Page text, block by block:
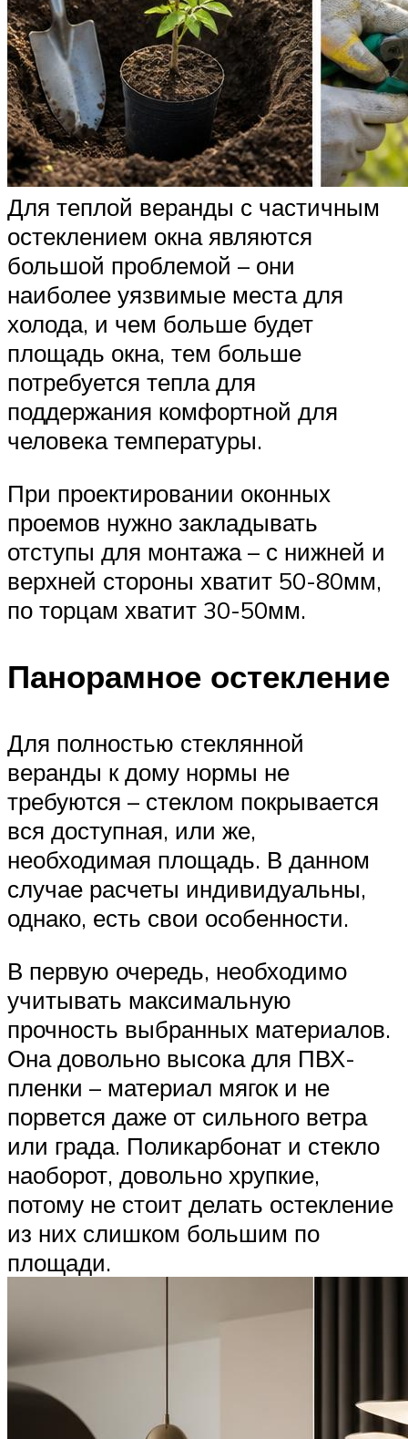
Для теплой веранды с частичным
остеклением окна являются
большой проблемой – они
наиболее уязвимые места для
холода, и чем больше будет
площадь окна, тем больше
потребуется тепла для
поддержания комфортной для
человека температуры.
При проектировании оконных
проемов нужно закладывать
отступы для монтажа – с нижней и
верхней стороны хватит 50-80мм,
по торцам хватит 30-50мм.
Панорамное остекление
Для полностью стеклянной
веранды к дому нормы не
требуются – стеклом покрывается
вся доступная, или же,
необходимая площадь. В данном
случае расчеты индивидуальны,
однако, есть свои особенности.
В первую очередь, необходимо
учитывать максимальную
прочность выбранных материалов.
Она довольно высока для ПВХ-
пленки – материал мягок и не
порвется даже от сильного ветра
или града. Поликарбонат и стекло
наоборот, довольно хрупкие,
потому не стоит делать остекление
из них слишком большим по
площади.